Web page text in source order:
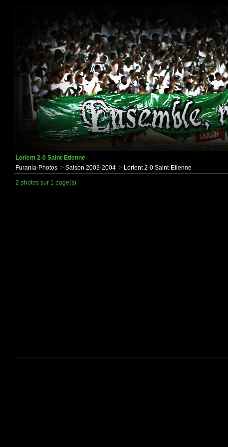
Lorient 2-0 Saint-Etienne
Furania-Photos > Saison 2003-2004 > Lorient 2-0 Saint-Etienne
2 photos sur 1 page(s)